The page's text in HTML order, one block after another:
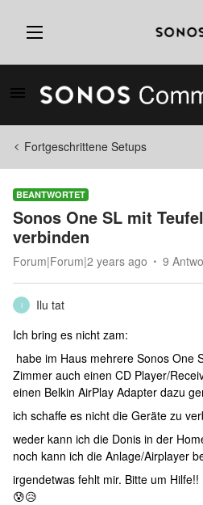
Fortgeschrittene Setups
BEANTWORTET
Sonos One SL mit
verbinden
Forum|Forum|2 years ago 9
I
Ilu tat
Ich bring es nicht zam:
habe im Haus mehrere Sonos One
Zimmer auch einen CD Player/
einen Belkin AirPlay Adapter dazu
ich schaffe es nicht die Geräte zu
weder kann ich die Donis in der
noch kann ich die Anlage/Airplayer
irgendetwas fehlt mir. Bitte um Hilfe!!
😰😥